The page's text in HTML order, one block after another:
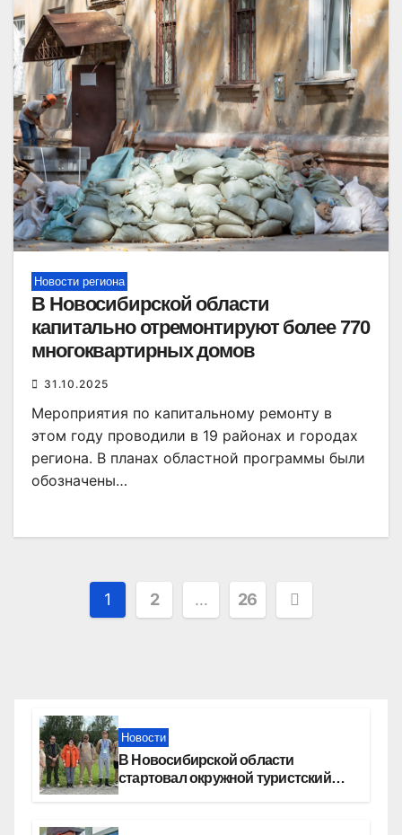
Новости региона
В Новосибирской области
капитально отремонтируют более 770
многоквартирных домов
31.10.2025
Мероприятия по капитальному ремонту в
этом году проводили в 19 районах и городах
региона. В планах областной программы были
обозначены…
Пагинация
1 2 … 26
Новости
В Новосибирской области
стартовал окружной туристский